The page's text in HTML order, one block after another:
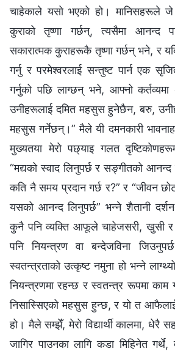
चाहेकाले यसो भएको हो। मानिसहरूले
कुराको तृष्णा गर्छन्, त्यसैमा आनन्द
सकारात्मक कुराहरूकै तृष्णा गर्छन् भने, र
गर्नु र परमेश्‍वरलाई सन्तुष्ट पार्न एक
गर्नुको पछि लाग्छन् भने, आफ्नो कर्तव्यमा
उनीहरूलाई दमित महसुस हुनेछैन, बरु,
महसुस गर्नेछन्।” मैले यी दमनकारी
मुख्यतया मेरो पछ्याइ गलत
“मद्यको स्वाद लिनुपर्छ र सङ्गीतको
कति नै समय प्रदान गर्छ र?” र “जीवन
यसको आनन्द लिनुपर्छ” भन्ने शैतानी
कुनै पनि व्यक्ति आफूले चाहेजसरी, खुसी
पनि नियन्त्रण वा बन्देजविना
स्वतन्त्रताको उत्कृष्ट नमुना हो भन्ने
नियन्त्रणमा रहन्छ र स्वतन्त्र रूपमा
निसास्सिएको महसुस हुन्छ, र यो त आफैलाई
हो। मैले सम्झेँ, मेरो विद्यार्थी कालमा, धेरै
जागिर पाउनका लागि कडा मिहिनेत